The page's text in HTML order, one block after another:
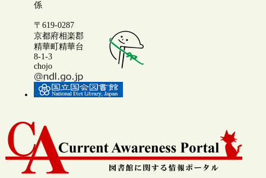
係
〒619-0287
京都府相楽郡
精華町精華台
8-1-3
chojo